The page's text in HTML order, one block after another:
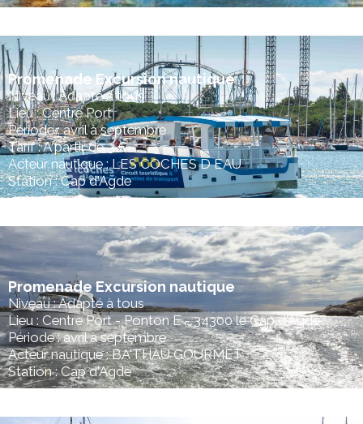
Promenade Excursion nautique
Niveau : Adapté à tous
Lieu : Centre Port
Période : avril à septembre
Tarif : A partir de 3 €
Acteur nautique : LES COCHES D EAU
Station : Cap d'Agde
Promenade Excursion nautique
Niveau : Adapté à tous
Lieu : Centre Port - Ponton E - 34300 le Cap d'Agde
Période : avril à septembre
Acteur nautique : BA'THAU GOURMET
Station : Cap d'Agde